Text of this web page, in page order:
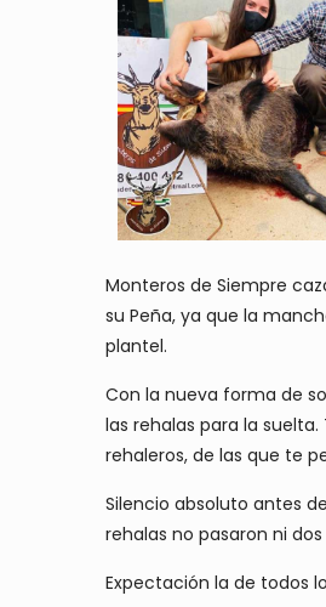
Monteros de Siempre
su Peña, ya que la
plantel.
Con la nueva forma de
las rehalas para la
rehaleros, de las que te
Silencio absoluto antes
rehalas no pasaron ni
Expectación la de todos